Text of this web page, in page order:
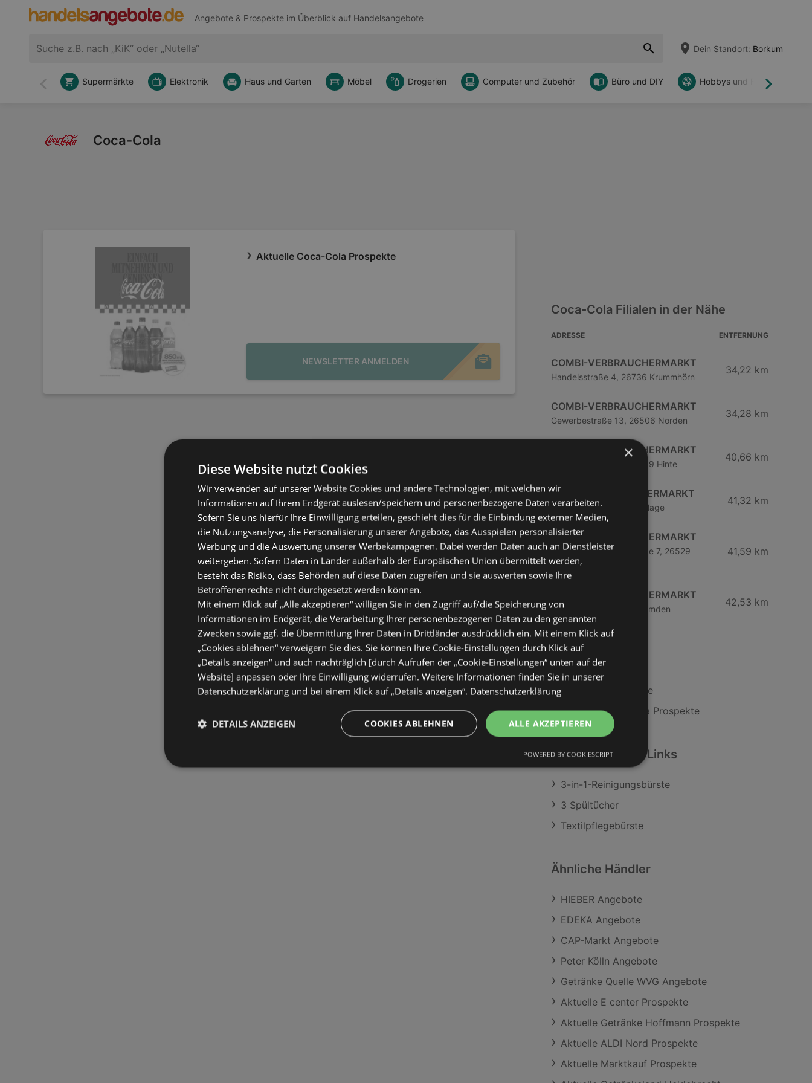
Angebote & Prospekte im Überblick auf Handelsangebote
Dein Standort: Borkum
Zurück Weiter
Supermärkte Elektronik Haus und Garten Möbel Drogerien Computer und Zubehör Büro und DIY Hobbys und Freizeit
Coca-Cola
Aktuelle Coca-Cola Prospekte
NEWSLETTER ANMELDEN
Schließen
Coca-Cola Filialen in der Nähe
ADRESSE ENTFERNUNG
COMBI-VERBRAUCHERMARKT
Handelsstraße 4, 26736 Krummhörn
34,22 km
COMBI-VERBRAUCHERMARKT
Gewerbestraße 13, 26506 Norden
34,28 km
COMBI-VERBRAUCHERMARKT
Gewerbestraße 12, 26759 Hinte
40,66 km
COMBI VERBRAUCHERMARKT
Am Edenhof 1a, 26524 Hage
41,32 km
COMBI-VERBRAUCHERMARKT
Widzel-Tom-Brook-Straße 7, 26529
Marienhafe
41,59 km
COMBI-VERBRAUCHERMARKT
Ubierstraße 4b, 26723 Emden
42,53 km
Coca-Cola
Web: www.cceag.de
Aktuelle Coca-Cola Prospekte
Weiterführende Links
3-in-1-Reinigungsbürste
3 Spültücher
Textilpflegebürste
Ähnliche Händler
HIEBER Angebote
EDEKA Angebote
CAP-Markt Angebote
Peter Kölln Angebote
Getränke Quelle WVG Angebote
Aktuelle E center Prospekte
Aktuelle Getränke Hoffmann Prospekte
Aktuelle ALDI Nord Prospekte
Aktuelle Marktkauf Prospekte
×
Diese Website nutzt Cookies
Wir verwenden auf unserer Website Cookies und andere Technologien, mit welchen wir
Informationen auf Ihrem Endgerät auslesen/speichern und personenbezogene Daten verarbeiten.
Sofern Sie uns hierfür Ihre Einwilligung erteilen, geschieht dies für die Einbindung externer Medien,
die Nutzungsanalyse, die Personalisierung unserer Angebote, das Ausspielen personalisierter
Werbung und die Auswertung unserer Werbekampagnen. Dabei werden Daten auch an Dienstleister
weitergeben. Sofern Daten in Länder außerhalb der Europäischen Union übermittelt werden,
besteht das Risiko, dass Behörden auf diese Daten zugreifen und sie auswerten sowie Ihre
Betroffenenrechte nicht durchgesetzt werden können.
Mit einem Klick auf „Alle akzeptieren“ willigen Sie in den Zugriff auf/die Speicherung von
Informationen im Endgerät, die Verarbeitung Ihrer personenbezogenen Daten zu den genannten
Zwecken sowie ggf. die Übermittlung Ihrer Daten in Drittländer ausdrücklich ein. Mit einem Klick auf
„Cookies ablehnen“ verweigern Sie dies. Sie können Ihre Cookie-Einstellungen durch Klick auf
„Details anzeigen“ und auch nachträglich [durch Aufrufen der „Cookie-Einstellungen“ unten auf der
Website] anpassen oder Ihre Einwilligung widerrufen. Weitere Informationen finden Sie in unserer
Datenschutzerklärung und bei einem Klick auf „Details anzeigen“. Datenschutzerklärung
ALLE AKZEPTIEREN
COOKIES ABLEHNEN
DETAILS ANZEIGEN
POWERED BY COOKIESCRIPT